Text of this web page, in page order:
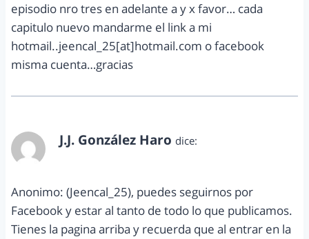
episodio nro tres en adelante a y x favor… cada
capitulo nuevo mandarme el link a mi
hotmail..jeencal_25[at]hotmail.com o facebook
misma cuenta…gracias
J.J. González Haro dice:
Anonimo: (Jeencal_25), puedes seguirnos por
Facebook y estar al tanto de todo lo que publicamos.
Tienes la pagina arriba y recuerda que al entrar en la